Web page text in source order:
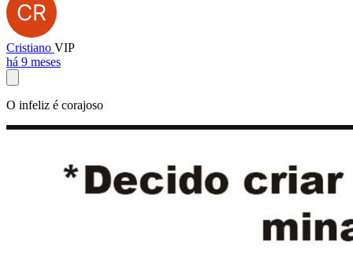
Cristiano VIP
há 9 meses
O infeliz é corajoso